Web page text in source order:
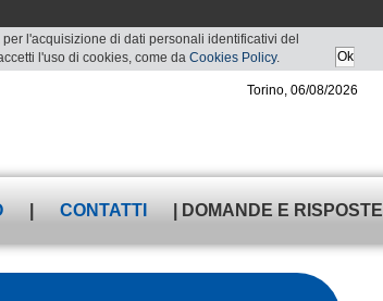
l'acquisizione di dati personali identificativi del
l'uso di cookies, come da Cookies Policy.
Torino, 06/08/2026
CONTATTI | DOMANDE E RISPOSTE